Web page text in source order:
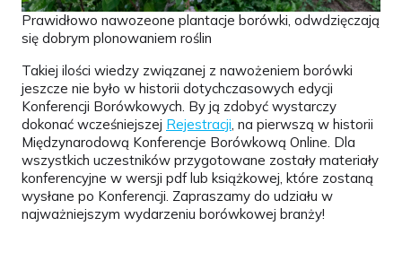
Prawidłowo nawozeone plantacje borówki, odwdzięczają
się dobrym plonowaniem roślin
Takiej ilości wiedzy związanej z nawożeniem borówki
jeszcze nie było w historii dotychczasowych edycji
Konferencji Borówkowych. By ją zdobyć wystarczy
dokonać wcześniejszej Rejestracji , na pierwszą w historii
Międzynarodową Konferencje Borówkową Online. Dla
wszystkich uczestników przygotowane zostały materiały
konferencyjne w wersji pdf lub książkowej, które zostaną
wysłane po Konferencji. Zapraszamy do udziału w
najważniejszym wydarzeniu borówkowej branży!